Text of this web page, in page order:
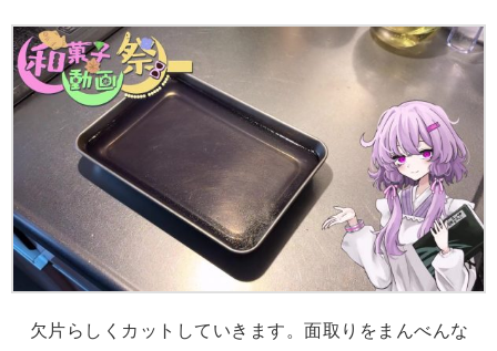
欠片らしくカットしていきます。面取りをまんべんな